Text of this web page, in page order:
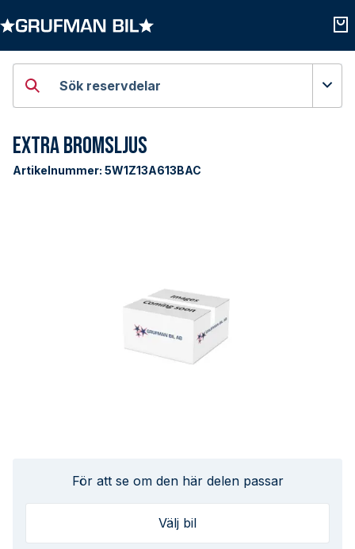
Sök reservdelar
Extra Bromsljus
Artikelnummer: 5W1Z13A613BAC
För att se om den här delen passar
Välj bil